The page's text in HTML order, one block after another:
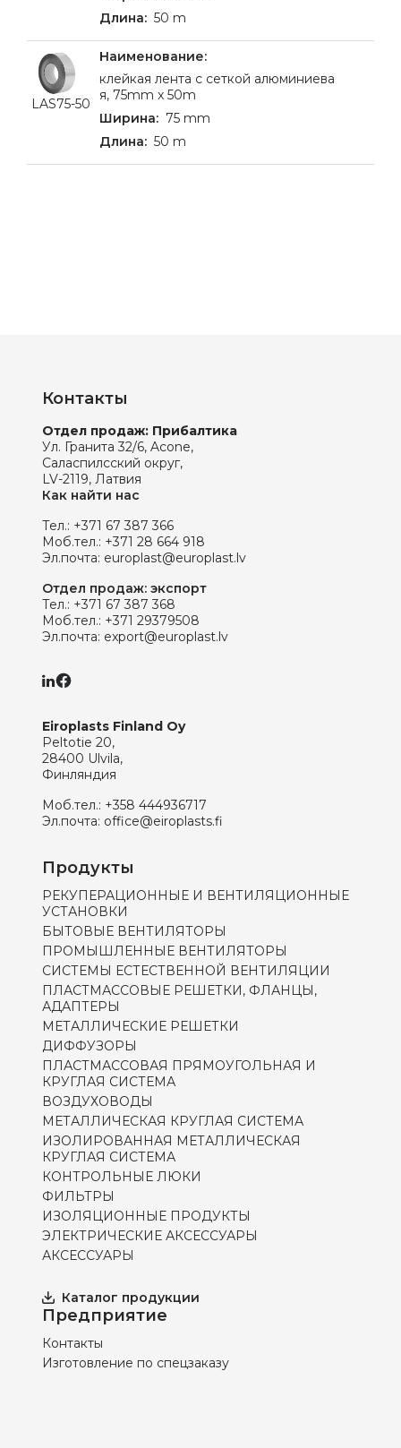
50 m
LAS75-50
клейкая лента с сеткой aлюминиева
я, 75mm x 50m
75 mm
50 m
Контакты
Отдел продаж: Прибалтика
Ул. Гранита 32/6, Acone,
Саласпилсский округ,
LV-2119, Латвия
Как найти нас
Тел.: +371 67 387 366
Моб.тел.: +371 28 664 918
Эл.почта: europlast@europlast.lv
Отдел продаж: экспорт
Тел.: +371 67 387 368
Моб.тел.: +371 29379508
Эл.почта: export@europlast.lv
Eiroplasts Finland Oy
Peltotie 20,
28400 Ulvila,
Финляндия
Моб.тел.: +358 444936717
Эл.почта: office@eiroplasts.fi
Продукты
РЕКУПЕРАЦИОННЫЕ И ВЕНТИЛЯЦИОННЫЕ
УСТАНОВКИ
БЫТОВЫЕ ВЕНТИЛЯТОРЫ
ПРОМЫШЛЕННЫЕ ВЕНТИЛЯТОРЫ
СИСТЕМЫ ЕСТЕСТВЕННОЙ ВЕНТИЛЯЦИИ
ПЛАСТМАССОВЫЕ РЕШЕТКИ, ФЛАНЦЫ,
АДАПТЕРЫ
МЕТАЛЛИЧЕСКИЕ РЕШЕТКИ
ДИФФУЗОРЫ
ПЛАСТМАССОВАЯ ПРЯМОУГОЛЬНАЯ И
КРУГЛАЯ СИСТЕМА
ВОЗДУХОВОДЫ
МЕТАЛЛИЧЕСКАЯ КРУГЛАЯ СИСТЕМА
ИЗОЛИРОВАННАЯ МЕТАЛЛИЧЕСКАЯ
КРУГЛАЯ СИСТЕМА
КОНТРОЛЬНЫЕ ЛЮКИ
ФИЛЬТРЫ
ИЗОЛЯЦИОННЫЕ ПРОДУКТЫ
ЭЛЕКТРИЧЕСКИЕ АКСЕССУАРЫ
АКСЕССУАРЫ
Каталог продукции
Предприятие
Контакты
Изготовление по спецзаказу